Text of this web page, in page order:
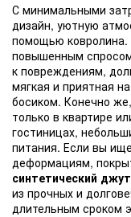
С минимальными
дизайн, уютную
помощью ковролина.
повышенным
к повреждениям,
мягкая и приятная
босиком. Конечно
только в квартире
гостиницах,
питания. Если вы
деформациям,
синтетический
из прочных и
длительным сроком